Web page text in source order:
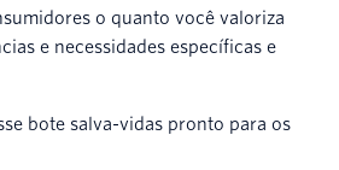
o quanto você valoriza
e necessidades específicas e
bote salva-vidas pronto para os